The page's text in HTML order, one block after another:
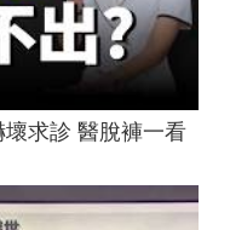
求診 醫脫褲一看